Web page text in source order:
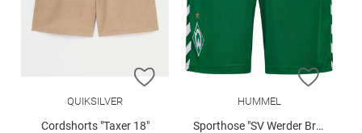
ZUR WUNSCHLISTE HINZUFÜGEN
QUIKSILVER
Cordshorts "Taxer 18"
ZUR
HUMMEL
Sporthose "SV Werder Bremen Home 2026/27"